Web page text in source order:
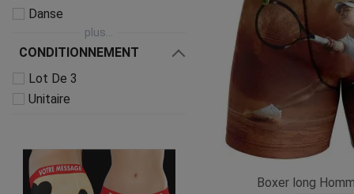
Danse
plus...
CONDITIONNEMENT
Lot De 3
Unitaire
Boxer long